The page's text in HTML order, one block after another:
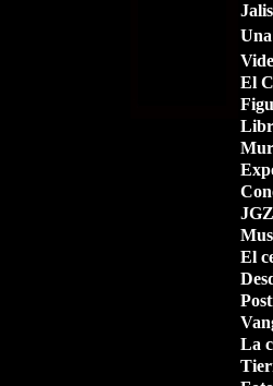
El
El
La